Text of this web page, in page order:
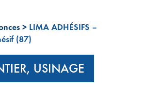
> LIMA ADHÉSIFS –
(87)
USINAGE